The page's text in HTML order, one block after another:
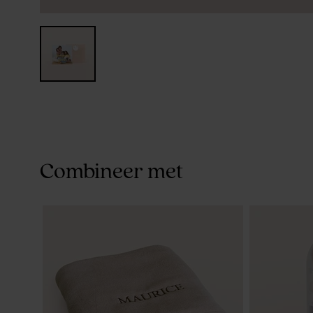
Combineer met